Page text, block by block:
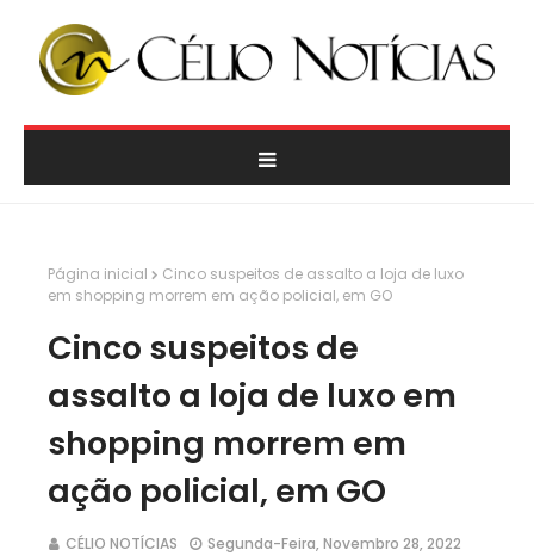
Página inicial
Cinco suspeitos de assalto a loja de luxo
em shopping morrem em ação policial, em GO
Cinco suspeitos de
assalto a loja de luxo em
shopping morrem em
ação policial, em GO
CÉLIO NOTÍCIAS Segunda-Feira, Novembro 28, 2022